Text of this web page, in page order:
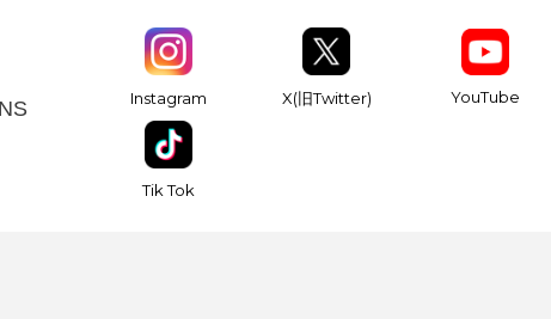
Instagram X(旧Twitter) YouTube
Tik Tok